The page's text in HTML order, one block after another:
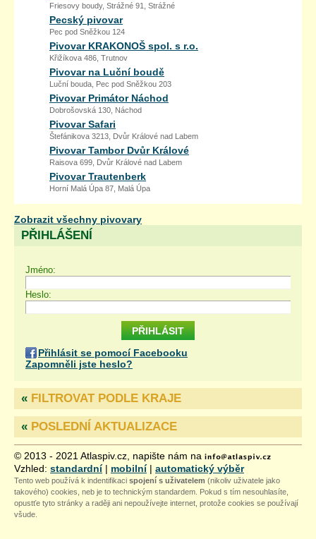
Friesovy boudy, Strážné 91, Strážné
Pecský pivovar
Pec pod Sněžkou 124
Pivovar KRAKONOŠ spol. s r.o.
Křižíkova 486, Trutnov
Pivovar na Luční boudě
Luční bouda, Pec pod Sněžkou 203
Pivovar Primátor Náchod
Dobrošovská 130, Náchod
Pivovar Safari
Štefánikova 3213, Dvůr Králové nad Labem
Pivovar Tambor Dvůr Králové
Raisova 699, Dvůr Králové nad Labem
Pivovar Trautenberk
Horní Malá Úpa 87, Malá Úpa
Zobrazit všechny pivovary
PŘIHLÁŠENÍ
Jméno:
Heslo:
Přihlásit se pomocí Facebooku
Zapomněli jste heslo?
« FILTROVAT PODLE KRAJE
« POSLEDNÍ AKTUALIZACE
© 2013 - 2021 Atlaspiv.cz, napište nám na
Vzhled: standardní| mobilní| automatický výběr
Tento web používá k indentifikaci spojení s uživatelem (nikoliv uživatele jako
takového) cookies, neb je to technickým standardem. Pokud s tím nesouhlasíte,
opustťe tyto stránky a raději ani nepoužívejte internet, protože cookies se používají
všude.